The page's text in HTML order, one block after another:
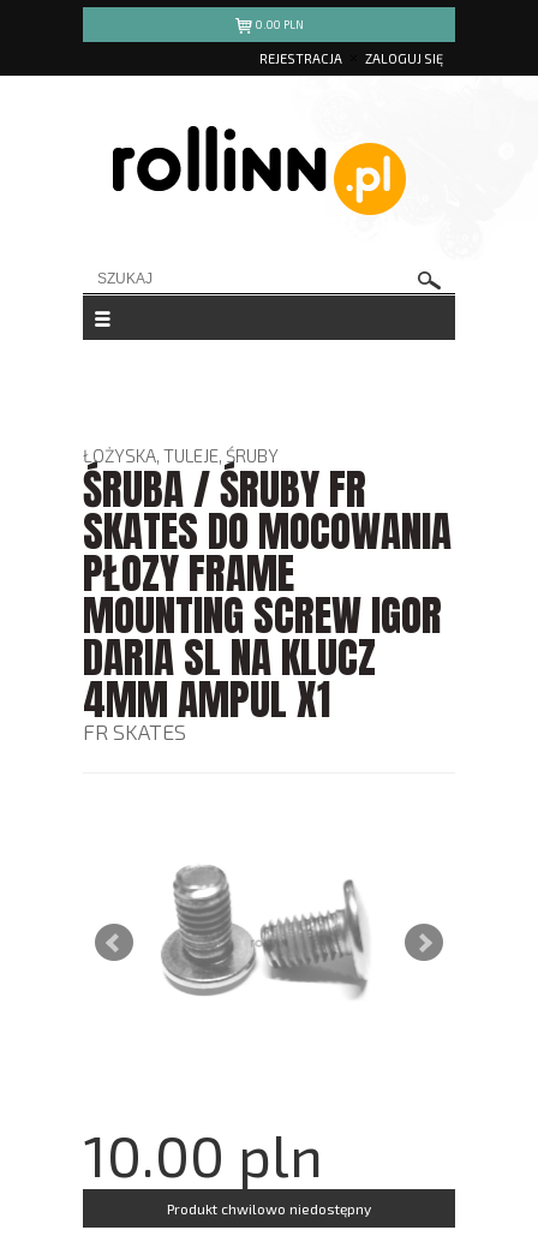
0.00 PLN
REJESTRACJA ZALOGUJ SIĘ
ŁOŻYSKA, TULEJE, ŚRUBY
ŚRUBA / ŚRUBY FR
SKATES DO MOCOWANIA
PŁOZY FRAME
MOUNTING SCREW IGOR
DARIA SL NA KLUCZ
4MM AMPUL X1
FR SKATES
10.00 pln
Produkt chwilowo niedostępny